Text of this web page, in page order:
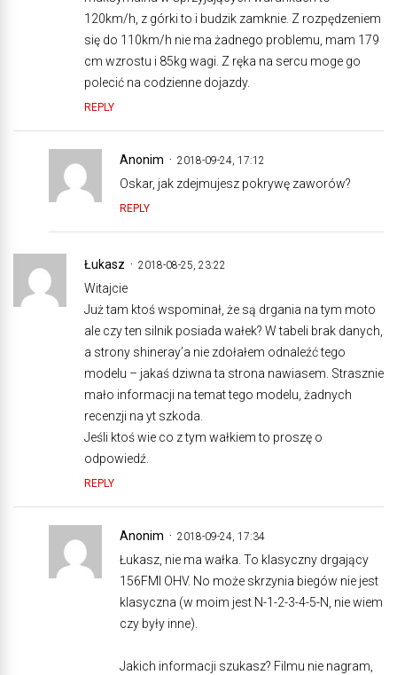
120km/h, z górki to i budzik zamknie. Z rozpędzeniem
się do 110km/h nie ma żadnego problemu, mam 179
cm wzrostu i 85kg wagi. Z ręka na sercu moge go
polecić na codzienne dojazdy.
REPLY
Anonim 2018-09-24, 17:12
Oskar, jak zdejmujesz pokrywę zaworów?
REPLY
Łukasz 2018-08-25, 23:22
Witajcie
Już tam ktoś wspominał, że są drgania na tym moto
ale czy ten silnik posiada wałek? W tabeli brak danych,
a strony shineray’a nie zdołałem odnaleźć tego
modelu – jakaś dziwna ta strona nawiasem. Strasznie
mało informacji na temat tego modelu, żadnych
recenzji na yt szkoda.
Jeśli ktoś wie co z tym wałkiem to proszę o
odpowiedź.
REPLY
Anonim 2018-09-24, 17:34
Łukasz, nie ma wałka. To klasyczny drgający
156FMI OHV. No może skrzynia biegów nie jest
klasyczna (w moim jest N-1-2-3-4-5-N, nie wiem
czy były inne).
Jakich informacji szukasz? Filmu nie nagram,